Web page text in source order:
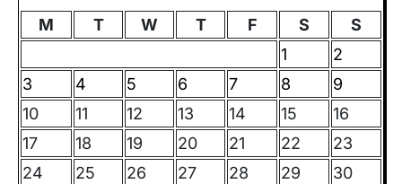
M T W T F S
S
1
2
3
4 5 6 7 8
9
10
11 12 13 14 15
16
17
18 19 20 21 22
23
24
25 26 27 28 29
30